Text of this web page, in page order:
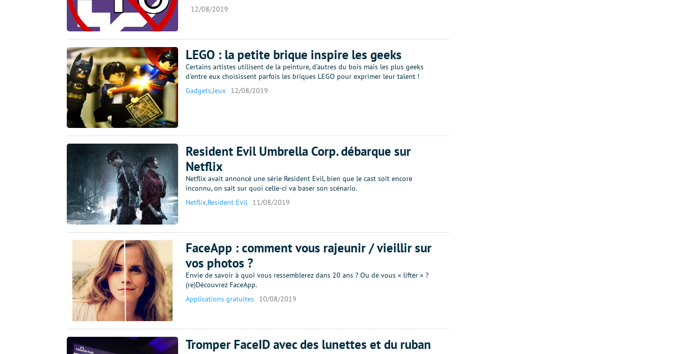
12/08/2019
LEGO : la petite brique inspire les geeks
Certains artistes utilisent de la peinture, d’autres du bois mais les plus geeks
d'entre eux choisissent parfois les briques LEGO pour exprimer leur talent !
Gadgets,Jeux 12/08/2019
Resident Evil Umbrella Corp. débarque sur
Netflix
Netflix avait annoncé une série Resident Evil, bien que le cast soit encore
inconnu, on sait sur quoi celle-ci va baser son scénario.
Netflix,Resident Evil 11/08/2019
FaceApp : comment vous rajeunir / vieillir sur
vos photos ?
Envie de savoir à quoi vous ressemblerez dans 20 ans ? Ou de vous « lifter » ?
(re)Découvrez FaceApp.
Applications gratuites
10/08/2019
Tromper FaceID avec des lunettes et du ruban